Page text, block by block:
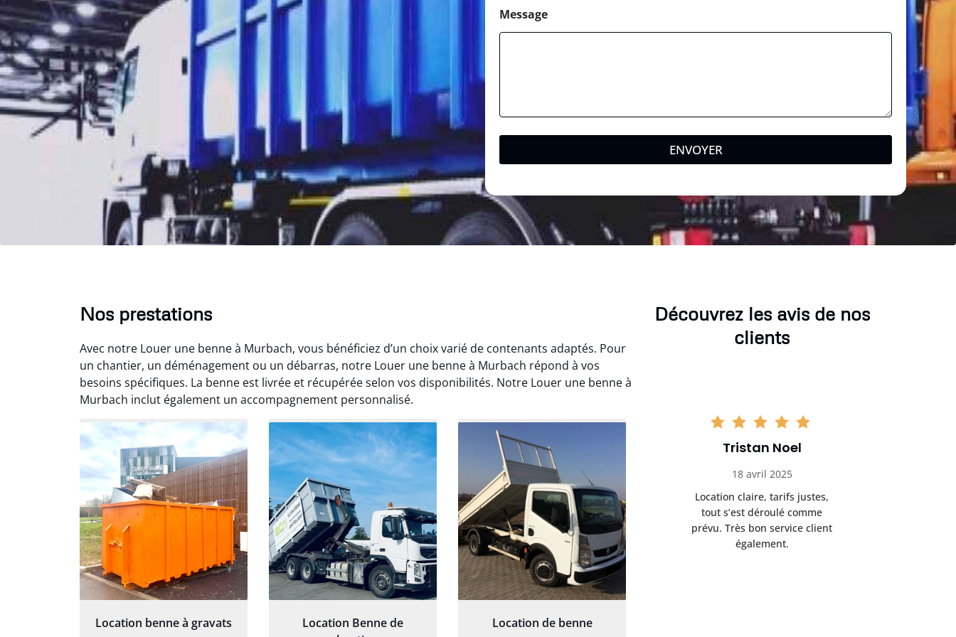
Message
ENVOYER
Nos prestations
Avec notre Louer une benne à Murbach, vous bénéficiez d’un choix varié de contenants adaptés. Pour
un chantier, un déménagement ou un débarras, notre Louer une benne à Murbach répond à vos
besoins spécifiques. La benne est livrée et récupérée selon vos disponibilités. Notre Louer une benne à
Murbach inclut également un accompagnement personnalisé.
Location benne à gravats
Location Benne de
Location de benne
Découvrez les avis de nos
clients
Aurélie Bonnet
21 juin 2024
Le service de terrassement
jardin à Var était
exceptionnel. L'équipe a
travaillé de manière efficace
et professionnelle, laissant
notre jardin impeccable et
prêt pour notre nouveau
paysager.
Elisa Barreau
6 avril 2025
Parfait pour évacuer les
gravats de mon chantier.
Service rapide et efficace. Je
recommande sans
hésitation.
Tristan Noel
18 avril 2025
Location claire, tarifs justes,
tout s’est déroulé comme
prévu. Très bon service client
également.